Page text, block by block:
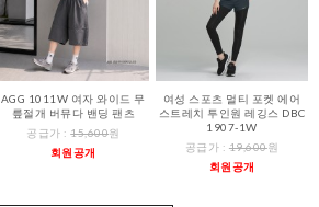
AGG 1011W 여자 와이드 무
릎절개 버뮤다 밴딩 팬츠
공급가 :15,600원
회원공개
여성 스포츠 멀티 포켓 에어
스트레치 투인원 레깅스 DBC
1907-1W
공급가 : 19,600원
회원공개